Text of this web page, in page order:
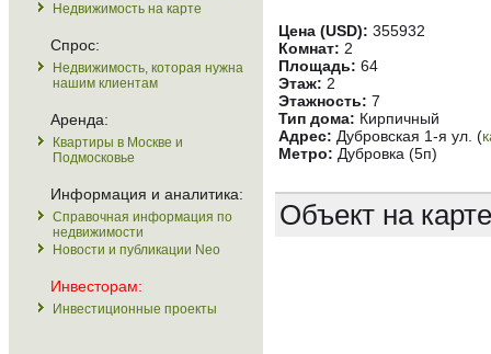
Недвижимость на карте
Спрос:
Недвижимость, которая нужна
нашим клиентам
Аренда:
Квартиры в Москве и
Подмосковье
Информация и аналитика:
Справочная информация по
недвижимости
Новости и публикации Neo
Инвесторам:
Инвестиционные проекты
Цена (USD): 355932
Комнат: 2
Площадь: 64
Этаж: 2
Этажность: 7
Тип дома: Кирпичный
Адрес: Дубровская 1-я ул. (
Метро: Дубровка (5п)
Объект на карте